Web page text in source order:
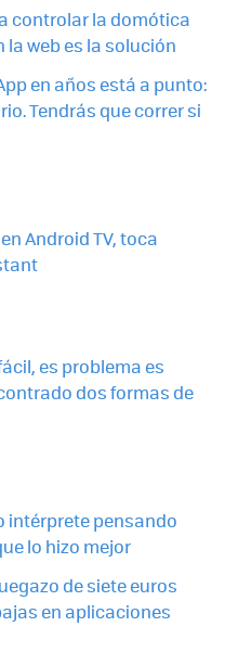
controlar la domótica
la web es la solución
en años está a punto:
Tendrás que correr si
Android TV, toca
es problema es
dos formas de
intérprete pensando
lo hizo mejor
de siete euros
en aplicaciones